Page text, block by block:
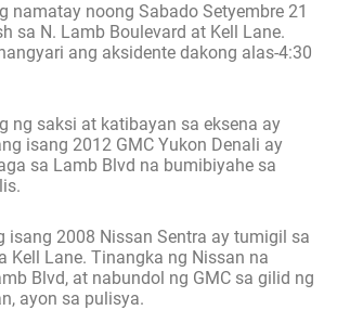
namatay noong Sabado Setyembre 21
sa N. Lamb Boulevard at Kell Lane.
ang aksidente dakong alas-4:30
ng saksi at katibayan sa eksena ay
isang 2012 GMC Yukon Denali ay
sa Lamb Blvd na bumibiyahe sa
isang 2008 Nissan Sentra ay tumigil sa
Kell Lane. Tinangka ng Nissan na
Blvd, at nabundol ng GMC sa gilid ng
ayon sa pulisya.